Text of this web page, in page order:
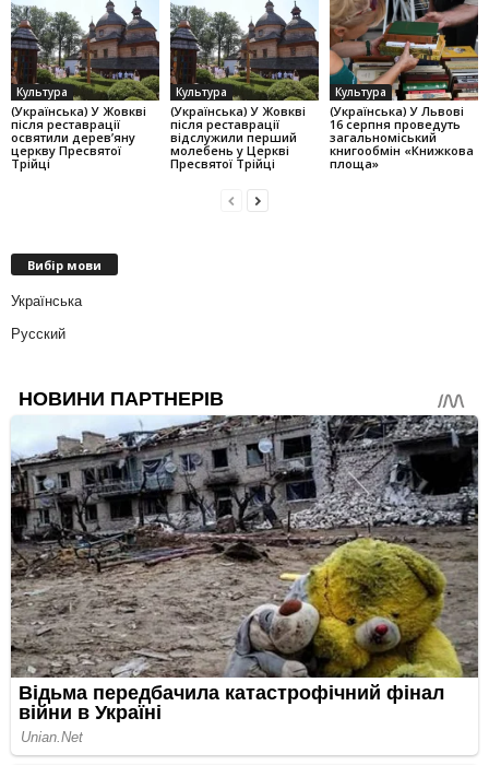
Культура
(Українська) У Жовкві
після реставрації
освятили дерев’яну
церкву Пресвятої
Трійці
Культура
(Українська) У Жовкві
після реставрації
відслужили перший
молебень у Церкві
Пресвятої Трійці
Культура
(Українська) У Львові
16 серпня проведуть
загальноміський
книгообмін «Книжкова
площа»
Вибір мови
Українська
Русский